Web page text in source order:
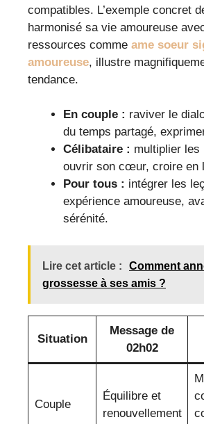
compatibles. L’exemple concret
harmonisé sa vie amoureuse
ressources comme ame soeur
amoureuse, illustre
tendance.
En couple : raviver le
du temps partagé,
Célibataire : multiplier les
ouvrir son cœur, croire en
Pour tous : intégrer les
expérience amoureuse,
sérénité.
Lire cet article :
Comment
grossesse à ses amis ?
Situation
Message de
02h02
Couple
Équilibre et
renouvellement